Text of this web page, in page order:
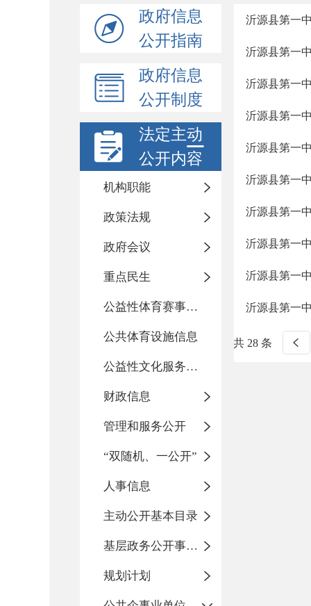
政府信息
公开指南
政府信息
公开制度
法定主动
公开内容
机构职能
政策法规
政府会议
重点民生
公益性体育赛事活动
公共体育设施信息
公益性文化服务活动
财政信息
管理和服务公开
“双随机、一公开”
人事信息
主动公开基本目录
基层政务公开事项标准目录
规划计划
沂源县第一
沂源县第一
沂源县第一
沂源县第一
沂源县第一
沂源县第一
沂源县第一
沂源县第一
沂源县第一
沂源县第一
共 28 条